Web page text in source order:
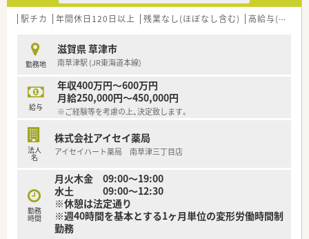
駅チカ 年間休日120日以上 残業なし(ほぼなし含む) 高給与(600万円以上)
勤務地
滋賀県 草津市
南草津駅 (JR東海道本線)
給与
年収400万円～600万円
月給250,000円～450,000円
※ご経験等を考慮の上、決定致します。
法人
名
株式会社アイセイ薬局
アイセイハート薬局 南草津三丁目店
勤務
時間
月火木金 09:00～19:00
水土 09:00～12:30
※休憩は法定通り
※週40時間を基本とする1ヶ月単位の変形労働時間制
勤務